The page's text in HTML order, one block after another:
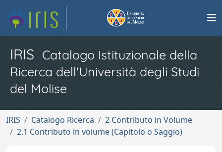
IRIS Catalogo Istituzionale della
Ricerca dell'Università degli Studi
del Molise
IRIS Catalogo Ricerca
2 Contributo in Volume
2.1 Contributo in volume (Capitolo o Saggio)